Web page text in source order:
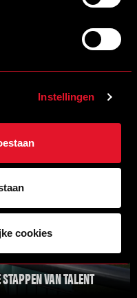
Instellingen
cookies
VAN TALENT